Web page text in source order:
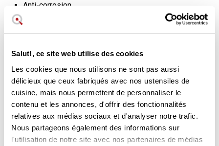
Salut!, ce site web utilise des cookies
Les cookies que nous utilisons ne sont pas aussi
délicieux que ceux fabriqués avec nos ustensiles de
cuisine, mais nous permettent de personnaliser le
contenu et les annonces, d'offrir des fonctionnalités
relatives aux médias sociaux et d'analyser notre trafic.
Nous partageons également des informations sur
l'utilisation de notre site avec nos partenaires de médias
Anti-corrosion.
classique adapté au goût du jour,
en céramique grès
un poivre fraîchement moulu, plein d'arôme. Il a une forme
classique en céramique grésée et un long corps en
plastique ABS résistant.Roue en acier inoxydable
Il s'utilise comme tous les moulins en le tenant d'une main
et en tournant la partie supérieure dans le sens des
aiguilles d'une montre avec l'autre. En dévissant la partie
métallique supérieure (avec le P), la tête du moulin peut